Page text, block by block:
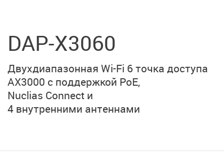
DAP-X3060
Двухдиапазонная Wi-Fi 6 точка доступа
AX3000 с поддержкой PoE,
Nuclias Connect и
4 внутренними антеннами